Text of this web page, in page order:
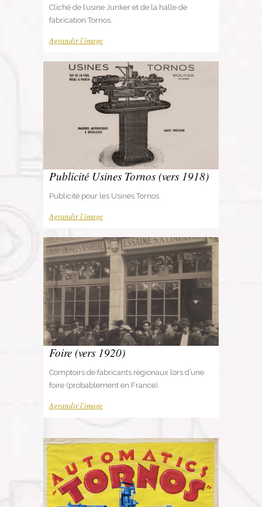
Cliché de l’usine Junker et de la halle de
fabrication Tornos.
Agrandir l'image
Publicité Usines Tornos (vers 1918)
Publicité pour les Usines Tornos.
Agrandir l'image
Foire (vers 1920)
Comptoirs de fabricants régionaux lors d’une
foire (probablement en France).
Agrandir l'image